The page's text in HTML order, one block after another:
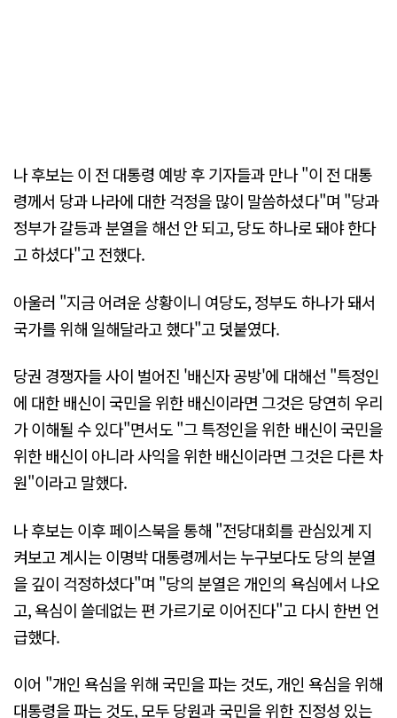
나 후보는 이 전 대통령 예방 후 기자들과 만나 "이 전 대통
령께서 당과 나라에 대한 걱정을 많이 말씀하셨다"며 "당과
정부가 갈등과 분열을 해선 안 되고, 당도 하나로 돼야 한다
고 하셨다"고 전했다.
아울러 "지금 어려운 상황이니 여당도, 정부도 하나가 돼서
국가를 위해 일해달라고 했다"고 덧붙였다.
당권 경쟁자들 사이 벌어진 '배신자 공방'에 대해선 "특정인
에 대한 배신이 국민을 위한 배신이라면 그것은 당연히 우리
가 이해될 수 있다"면서도 "그 특정인을 위한 배신이 국민을
위한 배신이 아니라 사익을 위한 배신이라면 그것은 다른 차
원"이라고 말했다.
나 후보는 이후 페이스북을 통해 "전당대회를 관심있게 지
켜보고 계시는 이명박 대통령께서는 누구보다도 당의 분열
을 깊이 걱정하셨다"며 "당의 분열은 개인의 욕심에서 나오
고, 욕심이 쓸데없는 편 가르기로 이어진다"고 다시 한번 언
급했다.
이어 "개인 욕심을 위해 국민을 파는 것도, 개인 욕심을 위해
대통령을 파는 것도, 모두 당원과 국민을 위한 진정성 있는